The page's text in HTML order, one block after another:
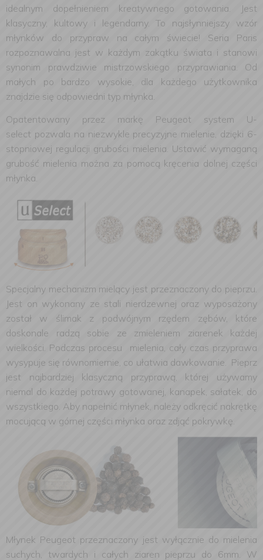
idealnym dopełnieniem kreatywnego gotowania. Jest
klasyczny, kultowy i legendarny. To najsłynniejszy wzór
młynków do przypraw na całym świecie! Seria Paris
rozpoznawalna jest w każdym zakątku świata i stanowi
synonim prawdziwie mistrzowskiego przyprawiania. Od
małych po bardzo wysokie, dla każdego użytkownika
znajdzie się odpowiedni typ młynka.
Opatentowany przez markę Peugeot system U-
select pozwala na niezwykle precyzyjne mielenie, dzięki 6-
stopniowej regulacji grubości mielenia. Ustawić wymaganą
grubość mielenia można za pomocą kręcenia dolnej części
młynka.
Specjalny mechanizm mielący jest przeznaczony do pieprzu.
Jest on wykonany ze stali nierdzewnej oraz wyposażony
został w ślimak z podwójnym rzędem zębów, które
doskonale radzą sobie ze zmieleniem ziarenek każdej
wielkości. Podczas procesu mielenia, cały czas przyprawa
wysypuje się równomiernie, co ułatwia dawkowanie. Pieprz
jest najbardziej klasyczną przyprawą, której używamy
niemal do każdej potrawy gotowanej, kanapek, sałatek, do
wszystkiego. Aby napełnić młynek, należy odkręcić nakrętkę
mocującą w górnej części młynka oraz zdjąć pokrywkę.
Młynek Peugeot przeznaczony jest wyłącznie do mielenia
suchych, twardych i całych ziaren pieprzu do 6mm. W